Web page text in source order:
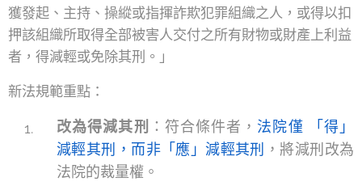
獲發起、主持、操縱或指揮詐欺犯罪組織之人，或得以扣
押該組織所取得全部被害人交付之所有財物或財產上利益
者，得減輕或免除其刑。」
新法規範重點：
改為得減其刑 ：符合條件者， 法院僅 「得」
減輕其刑，而非「應」減輕其刑
，將減刑改為
法院的裁量權。